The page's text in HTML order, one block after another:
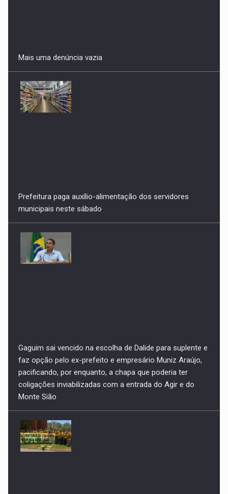
Prefeitura paga auxílio-alimentação dos servidores
municipais neste sábado
Gaguim sai vencido na escolha de Dalide para suplente e
faz opção pelo ex-prefeito e empresário Muniz Araújo,
pacificando, por enquanto, a chapa que poderia ter
coligações inviabilizadas com a entrada do Agir e do
Monte Sião
Tribunal descumpre determinação do CNJ para devolver
imediatamente recursos que eram para os serviços
gratuitos dos cartórios e teriam sido utilizados para
custeio do Judiciário